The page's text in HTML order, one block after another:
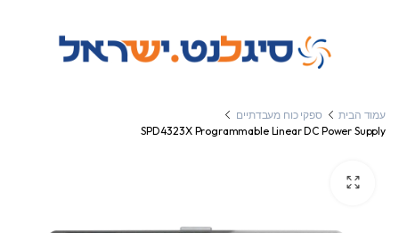
עמוד הבית
ספקי כוח מעבדתיים
SPD4323X Programmable Linear DC Power Supply